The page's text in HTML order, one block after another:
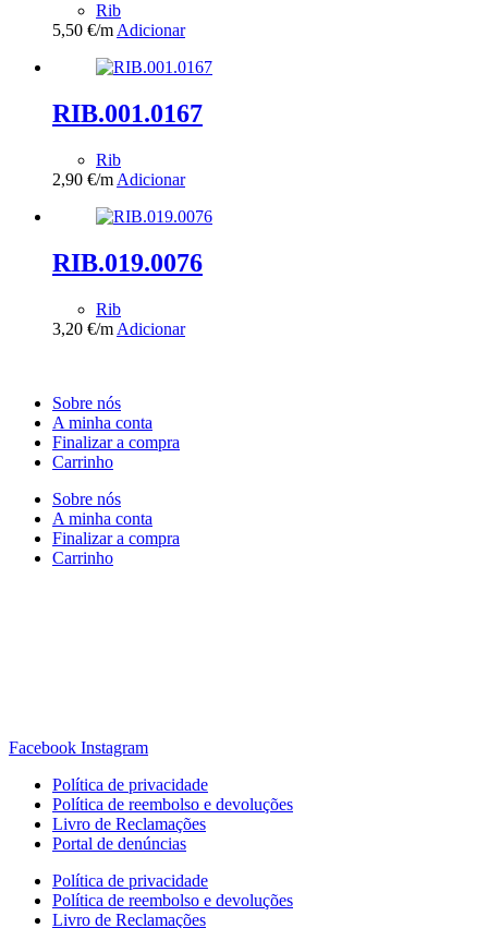
Rib
5,50 €/m Adicionar
RIB.001.0167
Rib
2,90 €/m Adicionar
RIB.019.0076
Rib
3,20 €/m Adicionar
Sobre nós
A minha conta
Finalizar a compra
Carrinho
Sobre nós
A minha conta
Finalizar a compra
Carrinho
Facebook Instagram
Política de privacidade
Política de reembolso e devoluções
Livro de Reclamações
Portal de denúncias
Política de privacidade
Política de reembolso e devoluções
Livro de Reclamações